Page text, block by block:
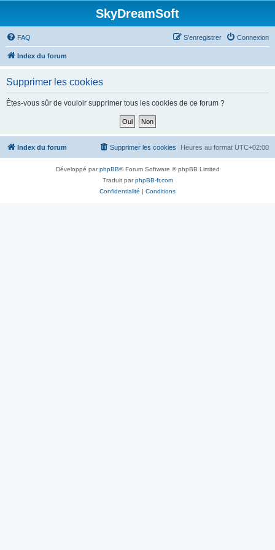
SkyDreamSoft
FAQ Connexion
S’enregistrer
Index du forum
Supprimer les cookies
Êtes-vous sûr de vouloir supprimer tous les cookies de ce forum ?
Index du forum Heures au format UTC+02:00
Supprimer les cookies
Développé parphpBB® Forum Software © phpBB Limited
Traduit parphpBB-fr.com
Confidentialité | Conditions